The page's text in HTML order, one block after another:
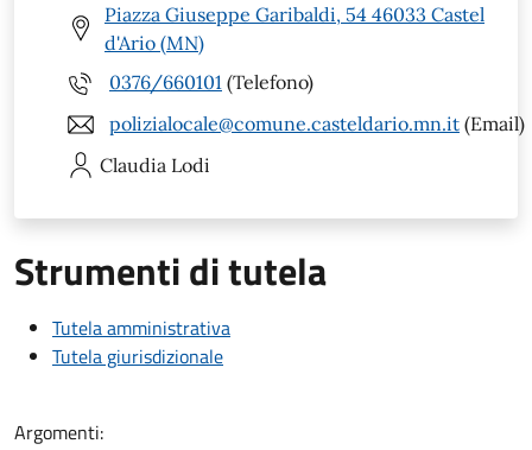
Piazza Giuseppe Garibaldi, 54 46033 Castel
d'Ario (MN)
0376/660101 (Telefono)
polizialocale@comune.casteldario.mn.it (Email)
Claudia Lodi
Strumenti di tutela
Tutela amministrativa
Tutela giurisdizionale
Argomenti: